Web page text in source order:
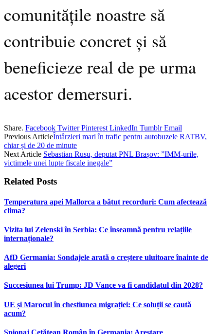
comunitățile noastre să
contribuie concret și să
beneficieze real de pe urma
acestor demersuri.
Share. Facebook Twitter Pinterest LinkedIn Tumblr Email
Previous ArticleÎntârzieri mari în trafic pentru autobuzele RATBV,
chiar și de 20 de minute
Next Article Sebastian Rusu, deputat PNL Brașov: ”IMM-urile,
victimele unei lupte fiscale inegale”
Related Posts
Temperatura apei Mallorca a bătut recorduri: Cum afectează
clima?
Vizita lui Zelenski în Serbia: Ce înseamnă pentru relațiile
internaționale?
AfD Germania: Sondajele arată o creștere uluitoare înainte de
alegeri
Succesiunea lui Trump: JD Vance va fi candidatul din 2028?
UE și Marocul în chestiunea migrației: Ce soluții se caută
acum?
Spionaj Cetățean Român în Germania: Arestare